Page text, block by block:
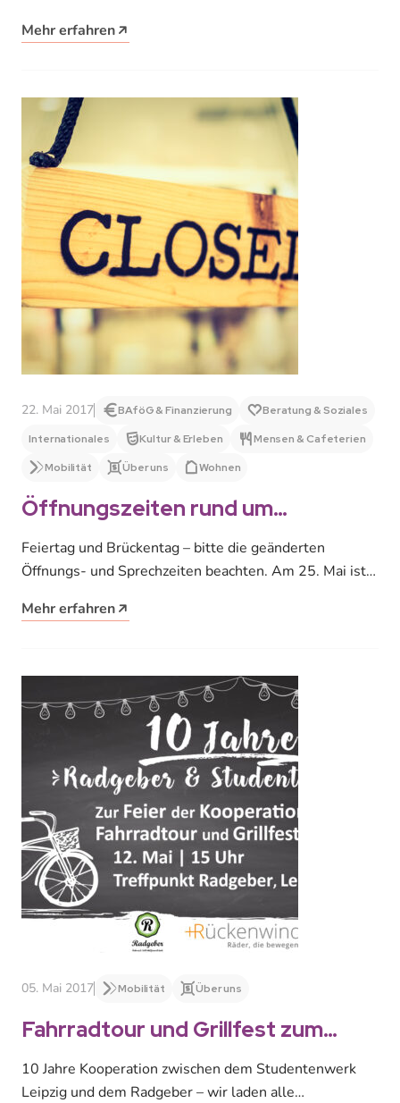
Nahverkehr holen. Internationale Studierende…
Mehr erfahren
22. Mai 2017 BAföG & Finanzierung
Beratung & Soziales
Internationales
Kultur & Erleben
Mensen & Cafeterien
Mobilität
Über uns Wohnen
Öffnungszeiten rund um
Himmelfahrt
Feiertag und Brückentag – bitte die geänderten
Öffnungs- und Sprechzeiten beachten. Am 25. Mai ist
Mehr erfahren
05. Mai 2017 Mobilität Über uns
Fahrradtour und Grillfest zum
Zehnjährigen mit dem Radgeber
10 Jahre Kooperation zwischen dem Studentenwerk
Leipzig und dem Radgeber – wir laden alle